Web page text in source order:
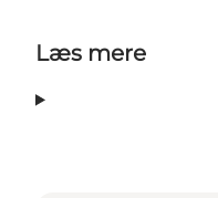
Læs mere